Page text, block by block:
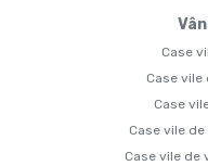
Case
Case vile
Case
Case vile
Case vile de